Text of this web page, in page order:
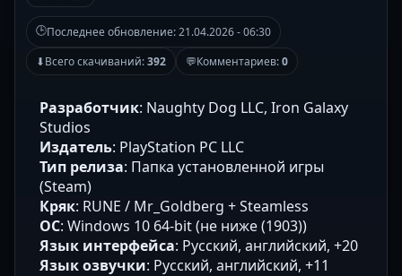
🕒Последнее обновление:21.04.2026 - 06:30
⬇Всего скачиваний:392 💬Комментариев:0
Разработчик: Naughty Dog LLC, Iron Galaxy
Studios
Издатель: PlayStation PC LLC
Тип релиза: Папка установленной игры
(Steam)
Кряк: RUNE / Mr_Goldberg + Steamless
ОС: Windows 10 64-bit (не ниже (1903))
Язык интерфейса: Русский, английский, +20
Язык озвучки: Русский, английский, +11